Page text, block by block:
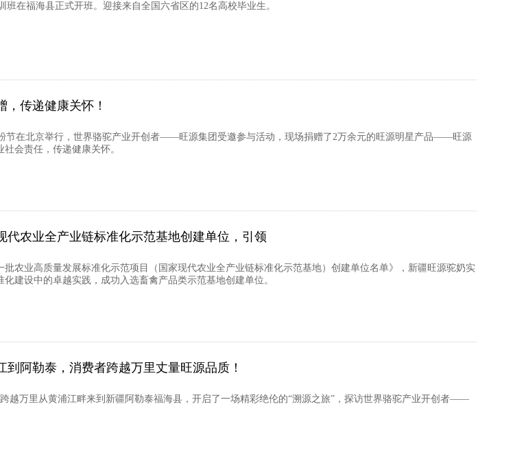
班在福海县正式开班。迎接来自全国六省区的12名高校毕业生。
，传递健康关怀！
节在北京举行，世界骆驼产业开创者——旺源集团受邀参与活动，现场捐赠了2万余元的旺源明星产品——旺源
会责任，传递健康关怀。
代农业全产业链标准化示范基地创建单位，引领
批农业高质量发展标准化示范项目（国家现代农业全产业链标准化示范基地）创建单位名单》，新疆旺源驼奶实
建设中的卓越实践，成功入选畜禽产品类示范基地创建单位。
到阿勒泰，消费者跨越万里丈量旺源品质！
越万里从黄浦江畔来到新疆阿勒泰福海县，开启了一场精彩绝伦的“溯源之旅”，探访世界骆驼产业开创者——